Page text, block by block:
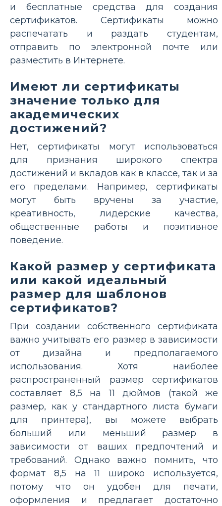
и бесплатные средства для создания
сертификатов. Сертификаты можно
распечатать и раздать студентам,
отправить по электронной почте или
разместить в Интернете.
Имеют ли сертификаты
значение только для
академических
достижений?
Нет, сертификаты могут использоваться
для признания широкого спектра
достижений и вкладов как в классе, так и за
его пределами. Например, сертификаты
могут быть вручены за участие,
креативность, лидерские качества,
общественные работы и позитивное
поведение.
Какой размер у сертификата
или какой идеальный
размер для шаблонов
сертификатов?
При создании собственного сертификата
важно учитывать его размер в зависимости
от дизайна и предполагаемого
использования. Хотя наиболее
распространенный размер сертификатов
составляет 8,5 на 11 дюймов (такой же
размер, как у стандартного листа бумаги
для принтера), вы можете выбрать
больший или меньший размер в
зависимости от ваших предпочтений и
требований. Однако важно помнить, что
формат 8,5 на 11 широко используется,
потому что он удобен для печати,
оформления и предлагает достаточно